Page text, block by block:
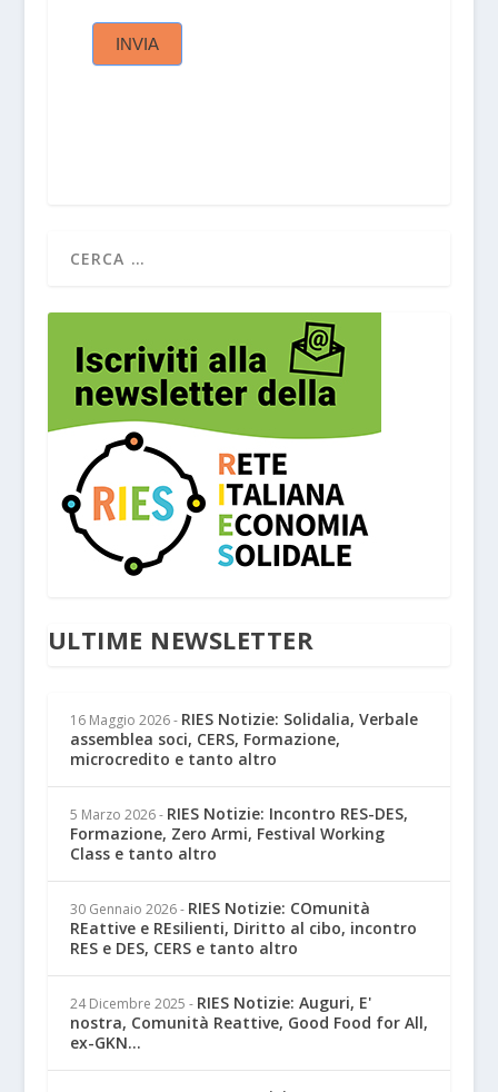
INVIA
ULTIME NEWSLETTER
16 Maggio 2026 - RIES Notizie: Solidalia, Verbale
assemblea soci, CERS, Formazione,
microcredito e tanto altro
5 Marzo 2026 - RIES Notizie: Incontro RES-DES,
Formazione, Zero Armi, Festival Working
Class e tanto altro
30 Gennaio 2026 - RIES Notizie: COmunità
REattive e REsilienti, Diritto al cibo, incontro
RES e DES, CERS e tanto altro
24 Dicembre 2025 - RIES Notizie: Auguri, E'
nostra, Comunità Reattive, Good Food for All,
ex-GKN...